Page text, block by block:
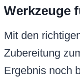
Werkzeuge
Mit den
Zubereitung
Ergebnis noch